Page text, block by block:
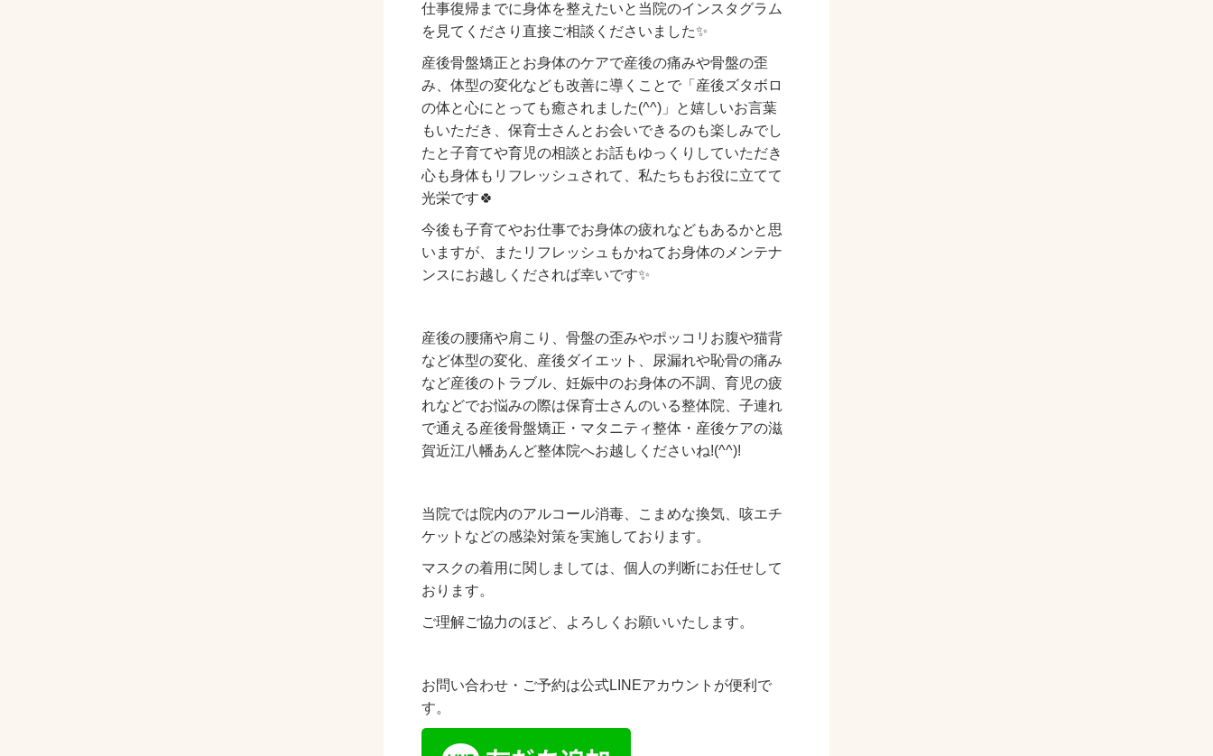
仕事復帰までに身体を整えたいと当院のインスタグラム
を見てくださり直接ご相談くださいました✨
産後骨盤矯正とお身体のケアで産後の痛みや骨盤の歪
み、体型の変化なども改善に導くことで「産後ズタボロ
の体と心にとっても癒されました(^^)」と嬉しいお言葉
もいただき、保育士さんとお会いできるのも楽しみでし
たと子育てや育児の相談とお話もゆっくりしていただき
心も身体もリフレッシュされて、私たちもお役に立てて
光栄です🍀
今後も子育てやお仕事でお身体の疲れなどもあるかと思
いますが、またリフレッシュもかねてお身体のメンテナ
ンスにお越しくだされば幸いです✨
産後の腰痛や肩こり、骨盤の歪みやポッコリお腹や猫背
など体型の変化、産後ダイエット、尿漏れや恥骨の痛み
など産後のトラブル、妊娠中のお身体の不調、育児の疲
れなどでお悩みの際は保育士さんのいる整体院、子連れ
で通える産後骨盤矯正・マタニティ整体・産後ケアの滋
賀近江八幡あんど整体院へお越しくださいね!(^^)!
当院では院内のアルコール消毒、こまめな換気、咳エチ
ケットなどの感染対策を実施しております。
マスクの着用に関しましては、個人の判断にお任せして
おります。
ご理解ご協力のほど、よろしくお願いいたします。
お問い合わせ・ご予約は公式LINEアカウントが便利で
す。